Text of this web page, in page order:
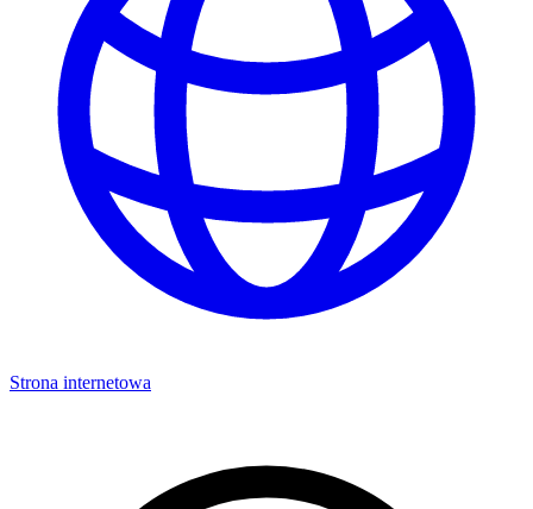
Strona internetowa